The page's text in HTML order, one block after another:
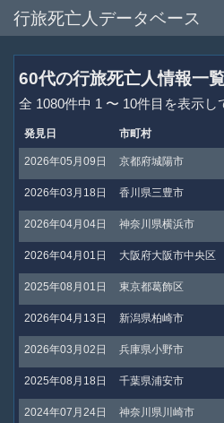
行旅死亡人データベース
60代の行旅死亡人情報一
全 1080件中 1 〜 10件目を表示し
発見日 市町村
2026年05月09日 京都府城陽市
2026年03月18日 香川県三豊市
2026年04月04日 神奈川県横浜市
2026年04月01日 大阪府大阪市中央区
2025年08月01日 東京都葛飾区
2026年04月13日 新潟県柏崎市
2026年03月02日 兵庫県小野市
2025年08月18日 千葉県浦安市
2024年07月24日 神奈川県川崎市